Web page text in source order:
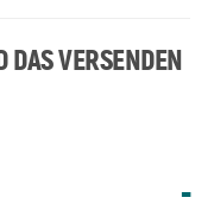
DAS VERSENDEN
-